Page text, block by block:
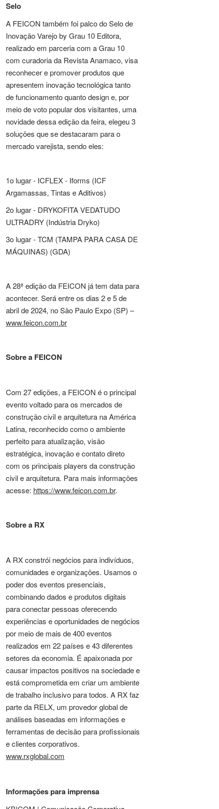
Selo
A FEICON também foi palco do Selo de
Inovação Varejo by Grau 10 Editora,
realizado em parceria com a Grau 10
com curadoria da Revista Anamaco, visa
reconhecer e promover produtos que
apresentem inovação tecnológica tanto
de funcionamento quanto design e, por
meio de voto popular dos visitantes, uma
novidade dessa edição da feira, elegeu 3
soluções que se destacaram para o
mercado varejista, sendo eles:
1o lugar - ICFLEX - Iforms (ICF
Argamassas, Tintas e Aditivos)
2o lugar - DRYKOFITA VEDATUDO
ULTRADRY (Indústria Dryko)
3o lugar - TCM (TAMPA PARA CASA DE
MÁQUINAS) (GDA)
A 28ª edição da FEICON já tem data para
acontecer. Será entre os dias 2 e 5 de
abril de 2024, no São Paulo Expo (SP) –
www.feicon.com.br
Sobre a FEICON
Com 27 edições, a FEICON é o principal
evento voltado para os mercados de
construção civil e arquitetura na América
Latina, reconhecido como o ambiente
perfeito para atualização, visão
estratégica, inovação e contato direto
com os principais players da construção
civil e arquitetura. Para mais informações
acesse: https://www.feicon.com.br.
Sobre a RX
A RX constrói negócios para indivíduos,
comunidades e organizações. Usamos o
poder dos eventos presenciais,
combinando dados e produtos digitais
para conectar pessoas oferecendo
experiências e oportunidades de negócios
por meio de mais de 400 eventos
realizados em 22 países e 43 diferentes
setores da economia. É apaixonada por
causar impactos positivos na sociedade e
está comprometida em criar um ambiente
de trabalho inclusivo para todos. A RX faz
parte da RELX, um provedor global de
análises baseadas em informações e
ferramentas de decisão para profissionais
e clientes corporativos.
www.rxglobal.com
Informações para imprensa